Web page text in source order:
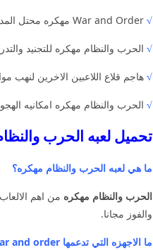
√
√ الحرب والنظام مهكره للتجنيد والتدريب اكثر من 30 جندي خيالي. كذلك والتعرف على الوحوش
√ هاجم قلاع اللاعبين الاخرين لنهب
√ الحرب والنظام مهكره امكانيه
تحميل لعبه الحرب
ما هي لعبه الحرب والنظام مهكره؟
الحرب والنظام مهكره من اهم
والفوز مجانا.
ما الاجهزه التي تدعمها War and order؟